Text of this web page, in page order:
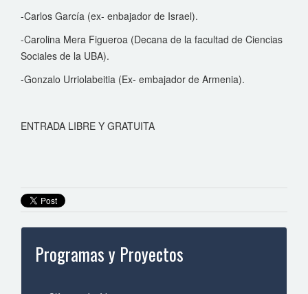
-Carlos García (ex- enbajador de Israel).
-Carolina Mera Figueroa (Decana de la facultad de Ciencias
Sociales de la UBA).
-Gonzalo Urriolabeitia (Ex- embajador de Armenia).
ENTRADA LIBRE Y GRATUITA
Programas y Proyectos